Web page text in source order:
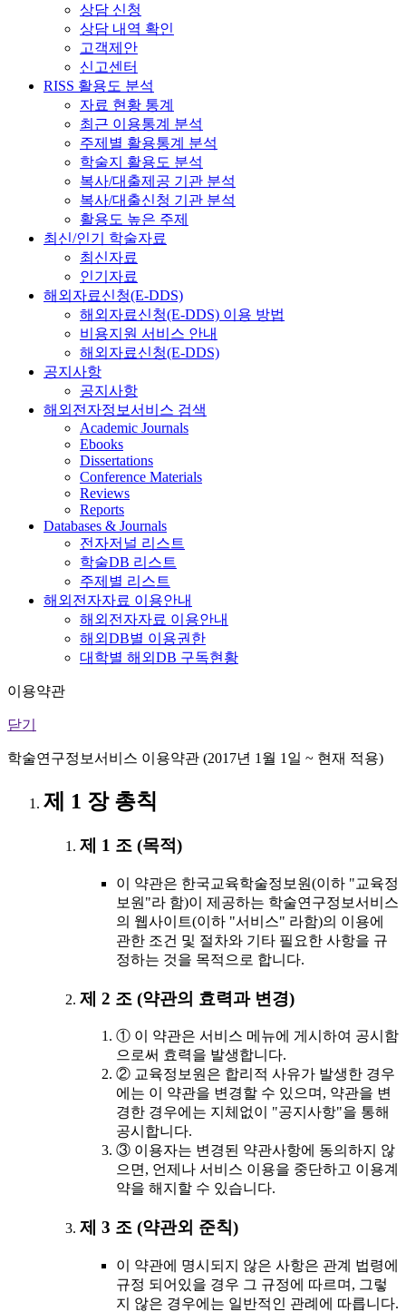
상담 신청
상담 내역 확인
고객제안
신고센터
RISS 활용도 분석
자료 현황 통계
최근 이용통계 분석
주제별 활용통계 분석
학술지 활용도 분석
복사/대출제공 기관 분석
복사/대출신청 기관 분석
활용도 높은 주제
최신/인기 학술자료
최신자료
인기자료
해외자료신청(E-DDS)
해외자료신청(E-DDS) 이용 방법
비용지원 서비스 안내
해외자료신청(E-DDS)
공지사항
공지사항
해외전자정보서비스 검색
Academic Journals
Ebooks
Dissertations
Conference Materials
Reviews
Reports
Databases & Journals
전자저널 리스트
학술DB 리스트
주제별 리스트
해외전자자료 이용안내
해외전자자료 이용안내
해외DB별 이용권한
대학별 해외DB 구독현황
이용약관
닫기
학술연구정보서비스 이용약관 (2017년 1월 1일 ~ 현재 적용)
제 1 장 총칙
제 1 조 (목적)
이 약관은 한국교육학술정보원(이하 "교육정
보원"라 함)이 제공하는 학술연구정보서비스
의 웹사이트(이하 "서비스" 라함)의 이용에
관한 조건 및 절차와 기타 필요한 사항을 규
정하는 것을 목적으로 합니다.
제 2 조 (약관의 효력과 변경)
① 이 약관은 서비스 메뉴에 게시하여 공시함
으로써 효력을 발생합니다.
② 교육정보원은 합리적 사유가 발생한 경우
에는 이 약관을 변경할 수 있으며, 약관을 변
경한 경우에는 지체없이 "공지사항"을 통해
공시합니다.
③ 이용자는 변경된 약관사항에 동의하지 않
으면, 언제나 서비스 이용을 중단하고 이용계
약을 해지할 수 있습니다.
제 3 조 (약관외 준칙)
이 약관에 명시되지 않은 사항은 관계 법령에
규정 되어있을 경우 그 규정에 따르며, 그렇
지 않은 경우에는 일반적인 관례에 따릅니다.